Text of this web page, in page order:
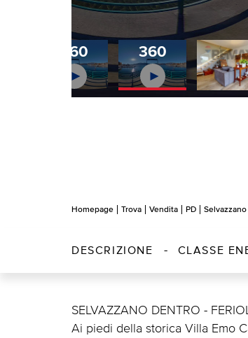
360 360
Homepage Trova Vendita PD
DESCRIZIONE CLASSE
SELVAZZANO DENTRO -
Ai piedi della storica Villa Emo